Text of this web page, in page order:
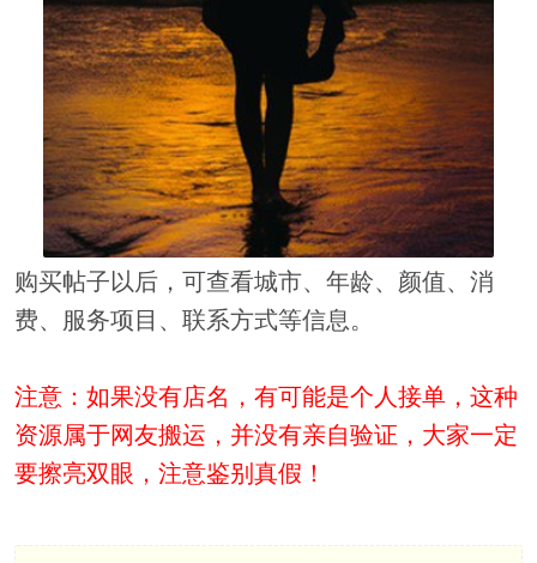
购买帖子以后，可查看城市、年龄、颜值、消
费、服务项目、联系方式等信息。
注意：如果没有店名，有可能是个人接单，这种
资源属于网友搬运，并没有亲自验证，大家一定
要擦亮双眼，注意鉴别真假！